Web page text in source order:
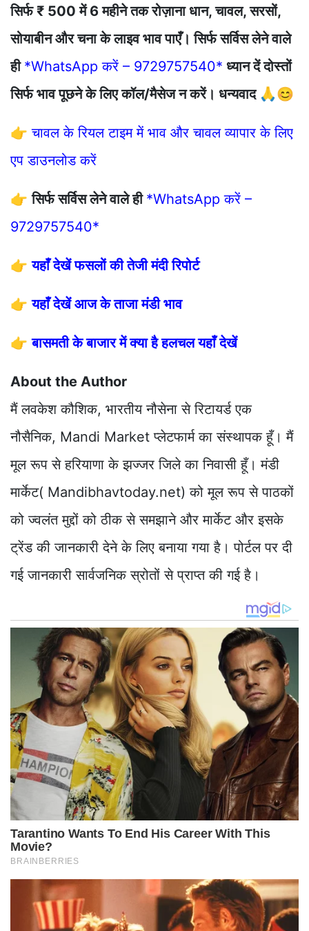
सिर्फ ₹ 500 में 6 महीने तक रोज़ाना धान, चावल, सरसों,
सोयाबीन और चना के लाइव भाव पाएँ। सिर्फ सर्विस लेने वाले
ही *WhatsApp करें – 9729757540* ध्यान दें दोस्तों
सिर्फ भाव पूछने के लिए कॉल/मैसेज न करें। धन्यवाद 🙏😊
👉चावल के रियल टाइम में भाव और चावल व्यापार के लिए
एप डाउनलोड करें
👉सिर्फ सर्विस लेने वाले ही *WhatsApp करें –
9729757540*
👉यहाँ देखें फसलों की तेजी मंदी रिपोर्ट
👉यहाँ देखें आज के ताजा मंडी भाव
👉बासमती के बाजार में क्या है हलचल यहाँ देखें
About the Author
मैं लवकेश कौशिक, भारतीय नौसेना से रिटायर्ड एक
नौसैनिक, Mandi Market प्लेटफार्म का संस्थापक हूँ। मैं
मूल रूप से हरियाणा के झज्जर जिले का निवासी हूँ। मंडी
मार्केट( Mandibhavtoday.net) को मूल रूप से पाठकों
को ज्वलंत मुद्दों को ठीक से समझाने और मार्केट और इसके
ट्रेंड की जानकारी देने के लिए बनाया गया है। पोर्टल पर दी
गई जानकारी सार्वजनिक स्रोतों से प्राप्त की गई है।